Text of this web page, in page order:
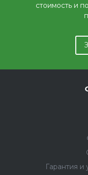
стоимость и
Гарантия и